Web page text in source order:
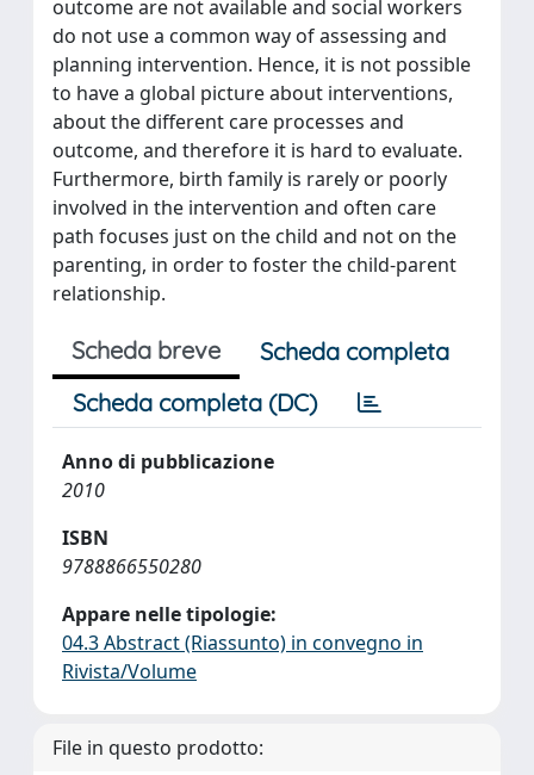
outcome are not available and social workers
do not use a common way of assessing and
planning intervention. Hence, it is not possible
to have a global picture about interventions,
about the different care processes and
outcome, and therefore it is hard to evaluate.
Furthermore, birth family is rarely or poorly
involved in the intervention and often care
path focuses just on the child and not on the
parenting, in order to foster the child-parent
relationship.
Scheda breve
Scheda completa
Scheda completa (DC)
Anno di pubblicazione
2010
ISBN
9788866550280
Appare nelle tipologie:
04.3 Abstract (Riassunto) in convegno in
Rivista/Volume
File in questo prodotto: